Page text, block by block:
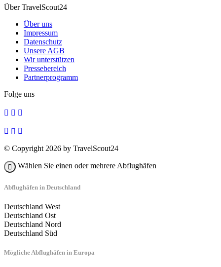
Über TravelScout24
Über uns
Impressum
Datenschutz
Unsere AGB
Wir unterstützen
Pressebereich
Partnerprogramm
Folge uns
© Copyright 2026 by TravelScout24
Wählen Sie einen oder mehrere Abflughäfen
Abflughäfen in Deutschland
Deutschland West
Deutschland Ost
Deutschland Nord
Deutschland Süd
Mögliche Abflughäfen in Europa